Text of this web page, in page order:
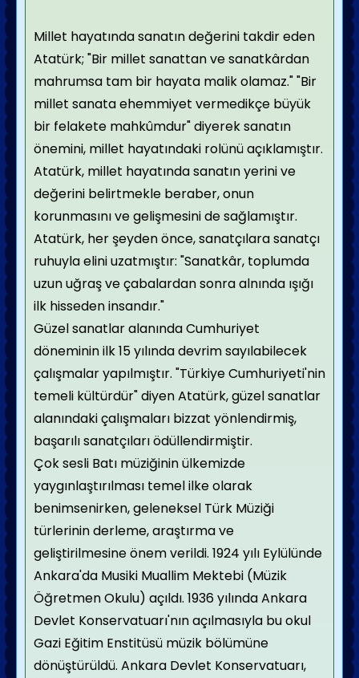
Millet hayatında sanatın değerini takdir eden
Atatürk; "Bir millet sanattan ve sanatkârdan
mahrumsa tam bir hayata malik olamaz." "Bir
millet sanata ehemmiyet vermedikçe büyük
bir felakete mahkûmdur" diyerek sanatın
önemini, millet hayatındaki rolünü açıklamıştır.
Atatürk, millet hayatında sanatın yerini ve
değerini belirtmekle beraber, onun
korunmasını ve gelişmesini de sağlamıştır.
Atatürk, her şeyden önce, sanatçılara sanatçı
ruhuyla elini uzatmıştır: "Sanatkâr, toplumda
uzun uğraş ve çabalardan sonra alnında ışığı
ilk hisseden insandır."
Güzel sanatlar alanında Cumhuriyet
döneminin ilk 15 yılında devrim sayılabilecek
çalışmalar yapılmıştır. "Türkiye Cumhuriyeti'nin
temeli kültürdür" diyen Atatürk, güzel sanatlar
alanındaki çalışmaları bizzat yönlendirmiş,
başarılı sanatçıları ödüllendirmiştir.
Çok sesli Batı müziğinin ülkemizde
yaygınlaştırılması temel ilke olarak
benimsenirken, geleneksel Türk Müziği
türlerinin derleme, araştırma ve
geliştirilmesine önem verildi. 1924 yılı Eylülünde
Ankara'da Musiki Muallim Mektebi (Müzik
Öğretmen Okulu) açıldı. 1936 yılında Ankara
Devlet Konservatuarı'nın açılmasıyla bu okul
Gazi Eğitim Enstitüsü müzik bölümüne
dönüştürüldü. Ankara Devlet Konservatuarı,